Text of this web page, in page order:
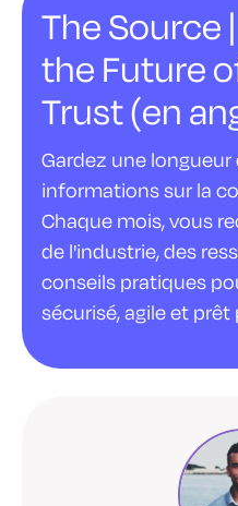
The Source
the Future
Trust (en
Gardez une longueur
informations sur la
Chaque mois, vous
de l'industrie, des
conseils pratiques
sécurisé, agile et prêt